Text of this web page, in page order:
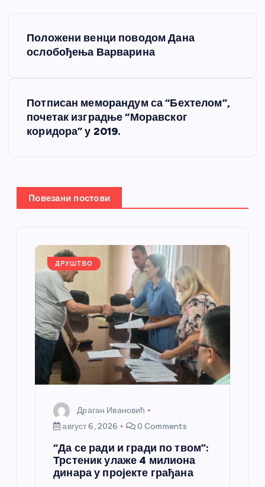
Положени венци поводом Дана
ослобођења Варварина
Потписан меморандум са “Бехтелом”,
почетак изградње “Моравског
коридора” у 2019.
Повезани постови
ДРУШТВО
Драган Ивановић
август 6, 2026
0 Comments
“Да се ради и гради по твом”:
Трстеник улаже 4 милиона
динара у пројекте грађана